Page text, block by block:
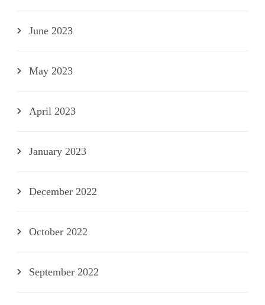
June 2023
May 2023
April 2023
January 2023
December 2022
October 2022
September 2022